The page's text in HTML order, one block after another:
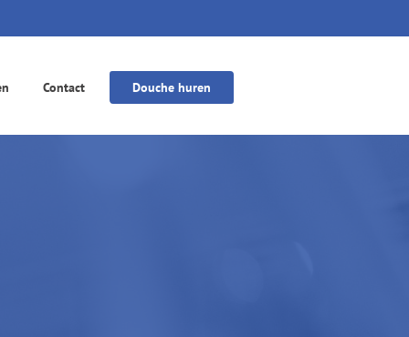
Contact Douche huren